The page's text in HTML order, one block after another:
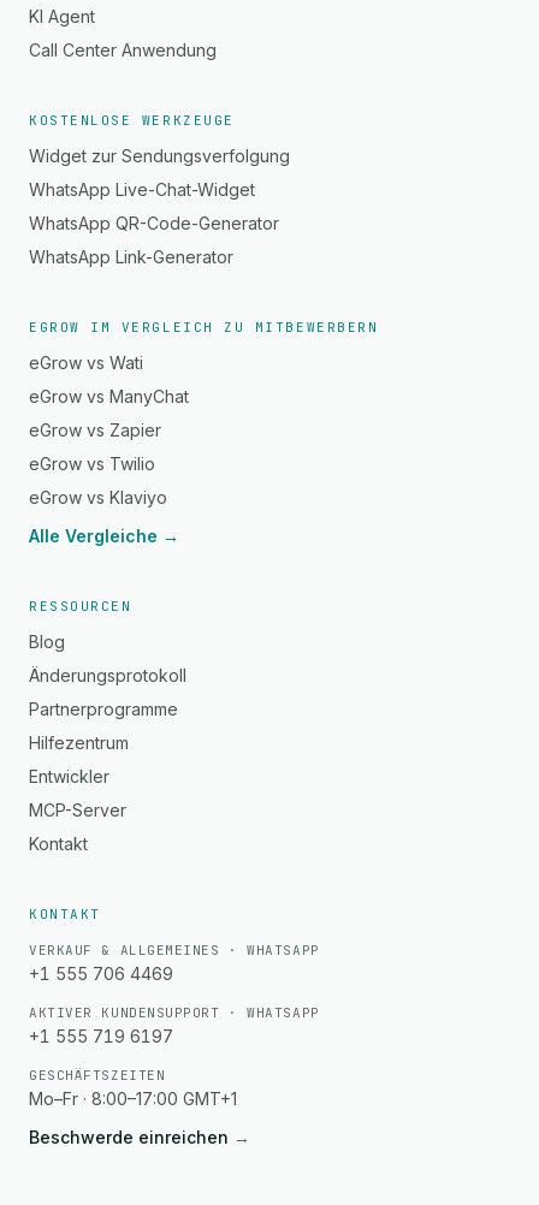
KI Agent
Call Center Anwendung
KOSTENLOSE WERKZEUGE
Widget zur Sendungsverfolgung
WhatsApp Live-Chat-Widget
WhatsApp QR-Code-Generator
WhatsApp Link-Generator
EGROW IM VERGLEICH ZU MITBEWERBERN
eGrow vs Wati
eGrow vs ManyChat
eGrow vs Zapier
eGrow vs Twilio
eGrow vs Klaviyo
Alle Vergleiche →
RESSOURCEN
Blog
Änderungsprotokoll
Partnerprogramme
Hilfezentrum
Entwickler
MCP-Server
Kontakt
KONTAKT
VERKAUF & ALLGEMEINES · WHATSAPP
+1 555 706 4469
AKTIVER KUNDENSUPPORT · WHATSAPP
+1 555 719 6197
GESCHÄFTSZEITEN
Mo–Fr · 8:00–17:00 GMT+1
Beschwerde einreichen →